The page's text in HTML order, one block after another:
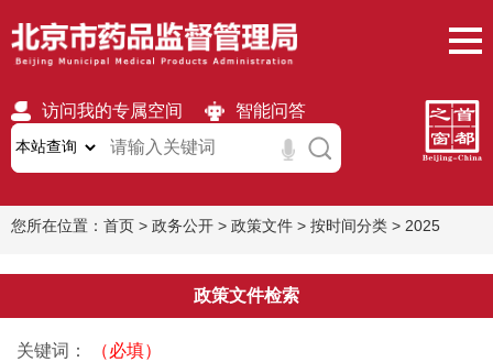
访问我的专属空间 智能问答
无障碍 繁體 移动版
您所在位置： 首页 > 政务公开 > 政策文件 > 按时间分类 > 2025
政策文件检索
关键词： （必填）